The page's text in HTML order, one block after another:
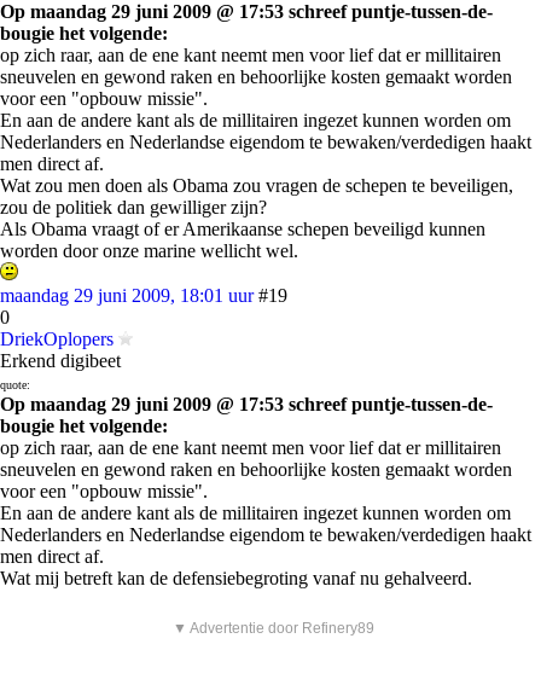
Op maandag 29 juni 2009 @ 17:53 schreef puntje-tussen-de-
bougie het volgende:
op zich raar, aan de ene kant neemt men voor lief dat er millitairen
sneuvelen en gewond raken en behoorlijke kosten gemaakt worden
voor een "opbouw missie".
En aan de andere kant als de millitairen ingezet kunnen worden om
Nederlanders en Nederlandse eigendom te bewaken/verdedigen haakt
men direct af.
Wat zou men doen als Obama zou vragen de schepen te beveiligen,
zou de politiek dan gewilliger zijn?
Als Obama vraagt of er Amerikaanse schepen beveiligd kunnen
worden door onze marine wellicht wel.
maandag 29 juni 2009, 18:01 uur #19
0
DriekOplopers
Erkend digibeet
quote:
Op maandag 29 juni 2009 @ 17:53 schreef puntje-tussen-de-
bougie het volgende:
op zich raar, aan de ene kant neemt men voor lief dat er millitairen
sneuvelen en gewond raken en behoorlijke kosten gemaakt worden
voor een "opbouw missie".
En aan de andere kant als de millitairen ingezet kunnen worden om
Nederlanders en Nederlandse eigendom te bewaken/verdedigen haakt
men direct af.
Wat mij betreft kan de defensiebegroting vanaf nu gehalveerd.
▼ Advertentie door Refinery89